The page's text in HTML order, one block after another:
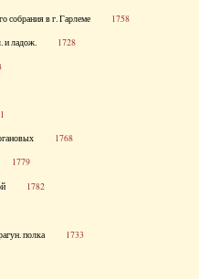
собрания в г. Гарлеме 1758
и ладож. 1728
1768
1779
1782
драгун. полка 1733